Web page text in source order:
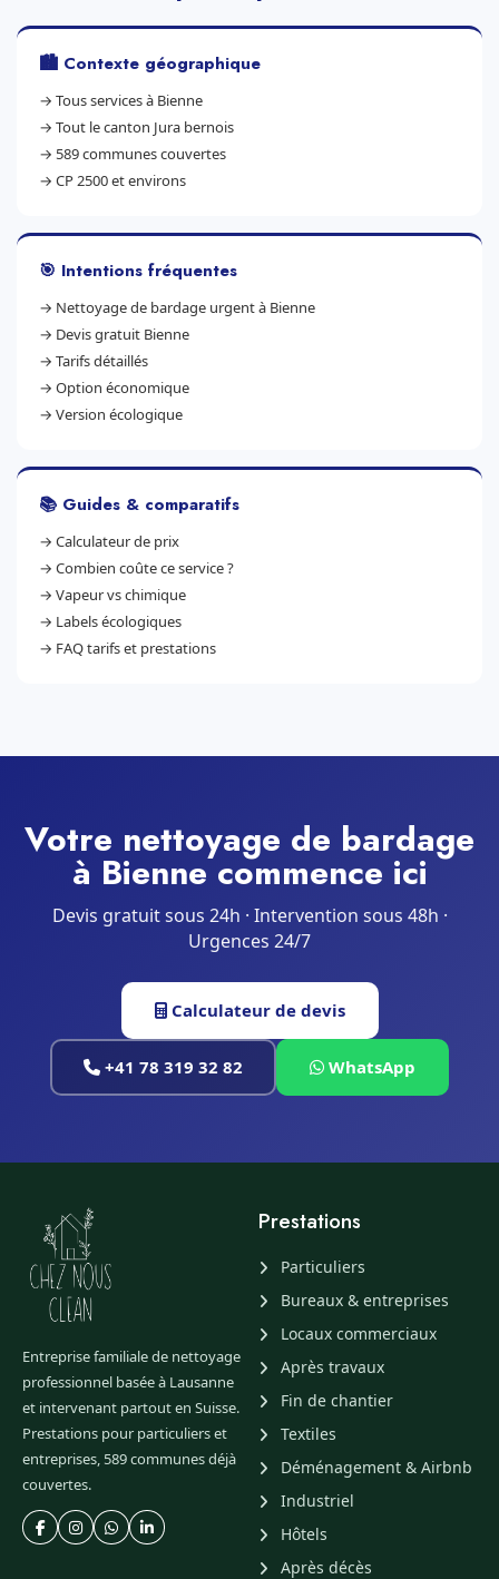
🏙️ Contexte géographique
→ Tous services à Bienne
→ Tout le canton Jura bernois
→ 589 communes couvertes
→ CP 2500 et environs
🎯 Intentions fréquentes
→ Nettoyage de bardage urgent à Bienne
→ Devis gratuit Bienne
→ Tarifs détaillés
→ Option économique
→ Version écologique
📚 Guides & comparatifs
→ Calculateur de prix
→ Combien coûte ce service ?
→ Vapeur vs chimique
→ Labels écologiques
→ FAQ tarifs et prestations
Votre nettoyage de bardage
à Bienne commence ici
Devis gratuit sous 24h · Intervention sous 48h ·
Urgences 24/7
Calculateur de devis
+41 78 319 32 82 WhatsApp
Entreprise familiale de nettoyage
professionnel basée à Lausanne
et intervenant partout en Suisse.
Prestations pour particuliers et
entreprises, 589 communes déjà
couvertes.
Prestations
Particuliers
Bureaux & entreprises
Locaux commerciaux
Après travaux
Fin de chantier
Textiles
Déménagement & Airbnb
Industriel
Hôtels
Après décès